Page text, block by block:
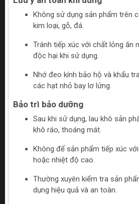
Không sử dụng sản phẩm trên
kim loại, gỗ, đá.
Tránh tiếp xúc với chất lỏng ăn
độc hại khi sử dụng.
Nhớ đeo kính bảo hộ và khẩu
các hạt nhỏ bay lơ lửng.
Bảo trì bảo dưỡng
Sau khi sử dụng, lau khô sản
khô ráo, thoáng mát.
Không để sản phẩm tiếp xúc
hoặc nhiệt độ cao.
Thường xuyên kiểm tra sản
dụng hiệu quả và an toàn.